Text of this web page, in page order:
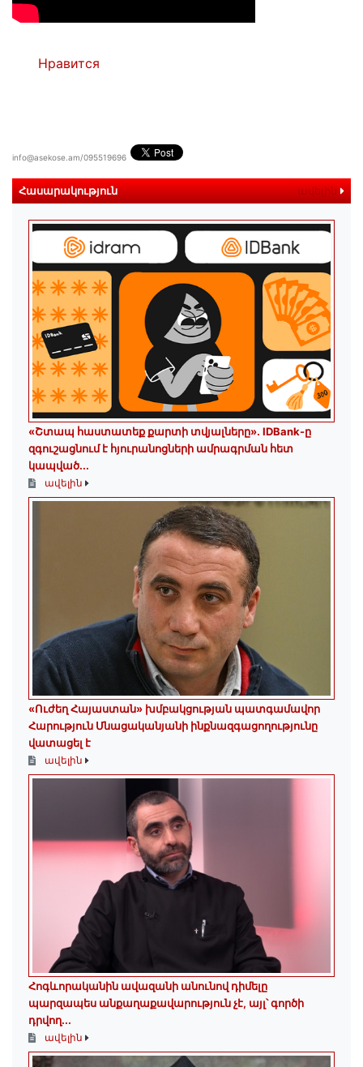
Нравится
info@asekose.am/095519696
Հասարակություն ավելին
«Շտապ հաստատեք քարտի տվյալները»․ IDBank-ը
զգուշացնում է հյուրանոցների ամրագրման հետ
կապված...
ավելին
«Ուժեղ Հայաստան» խմբակցության պատգամավոր
Հարություն Մնացականյանի ինքնազգացողությունը
վատացել է
ավելին
Հոգևորականին ավազանի անունով դիմելը
պարզապես անքաղաքավարություն չէ, այլ՝ գործի
դրվող...
ավելին